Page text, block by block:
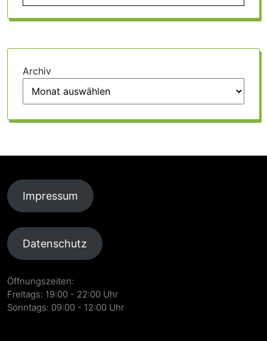
Archiv
Impressum
Datenschutz
Öffnungszeiten:
Freitags: 19:00 - 22:00 Uhr
Sonntags: 09:00 - 12:00 Uhr